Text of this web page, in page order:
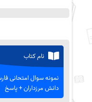
نام کتاب
دانش مرزداران + پاسخ